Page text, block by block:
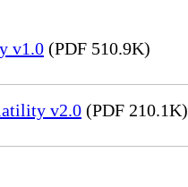
v1.0 (PDF 510.9K)
v2.0 (PDF 210.1K)